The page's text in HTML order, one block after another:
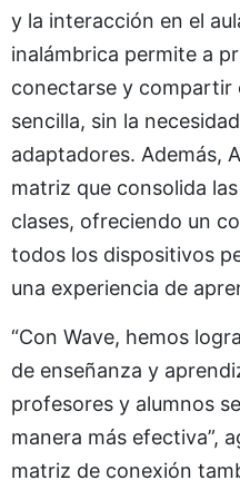
y la interacción en el
inalámbrica permite a
conectarse y compartir
sencilla, sin la
adaptadores. Además,
matriz que consolida
clases, ofreciendo un
todos los dispositivos
una experiencia de
“Con Wave, hemos
de enseñanza y
profesores y alumnos
manera más efectiva”,
matriz de conexión